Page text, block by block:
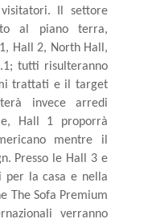
Il settore
al piano terra,
Hall 2, North Hall,
tutti risulteranno
trattati e il target
invece arredi
Hall 1 proporrà
mentre il
Presso le Hall 3 e
per la casa e nella
The Sofa Premium
verranno